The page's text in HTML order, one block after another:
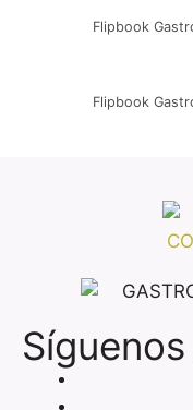
Flipbook
Flipbook
Síguenos